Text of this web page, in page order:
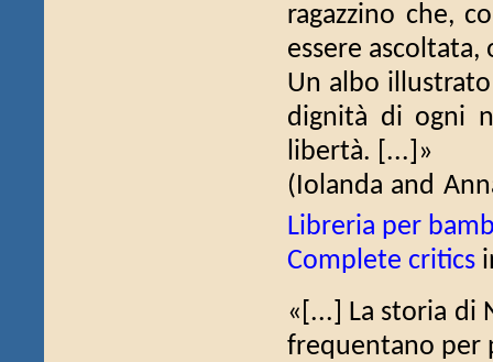
ragazzino che,
essere
Un albo
dignità di ogni
libertà. [...]»
(Iolanda and
Libreria per
Complete critics
«[...] La storia di
frequentano per